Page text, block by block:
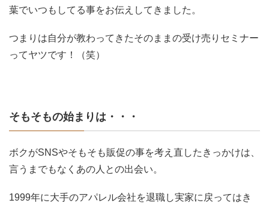
葉でいつもしてる事をお伝えしてきました。
つまりは自分が教わってきたそのままの受け売りセミナー
ってヤツです！（笑）
そもそもの始まりは・・・
ボクがSNSやそもそも販促の事を考え直したきっかけは、
言うまでもなくあの人との出会い。
1999年に大手のアパレル会社を退職し実家に戻ってはき